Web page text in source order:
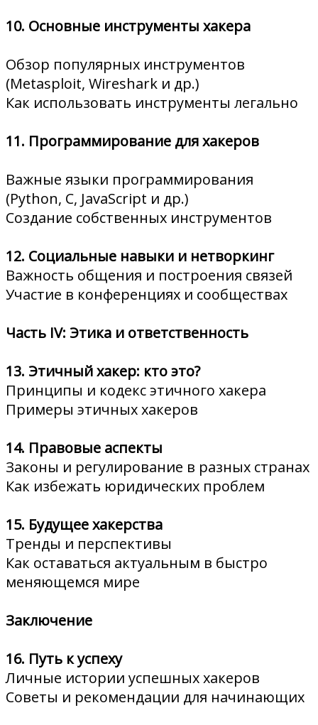
10. Основные инструменты хакера
Обзор популярных инструментов
(Metasploit, Wireshark и др.)
Как использовать инструменты легально
11. Программирование для хакеров
Важные языки программирования
(Python, C, JavaScript и др.)
Создание собственных инструментов
12. Социальные навыки и нетворкинг
Важность общения и построения связей
Участие в конференциях и сообществах
Часть IV: Этика и ответственность
13. Этичный хакер: кто это?
Принципы и кодекс этичного хакера
Примеры этичных хакеров
14. Правовые аспекты
Законы и регулирование в разных странах
Как избежать юридических проблем
15. Будущее хакерства
Тренды и перспективы
Как оставаться актуальным в быстро
меняющемся мире
Заключение
16. Путь к успеху
Личные истории успешных хакеров
Советы и рекомендации для начинающих